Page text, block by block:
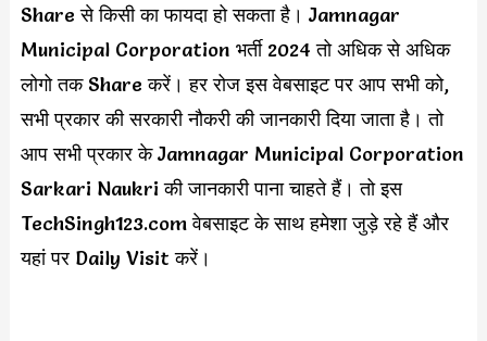
Share से किसी का फायदा हो सकता है। Jamnagar
Municipal Corporation भर्ती 2024 तो अधिक से अधिक
लोगो तक Share करें। हर रोज इस वेबसाइट पर आप सभी को,
सभी प्रकार की सरकारी नौकरी की जानकारी दिया जाता है। तो
आप सभी प्रकार के Jamnagar Municipal Corporation
Sarkari Naukri की जानकारी पाना चाहते हैं। तो इस
TechSingh123.com वेबसाइट के साथ हमेशा जुड़े रहे हैं और
यहां पर Daily Visit करें।